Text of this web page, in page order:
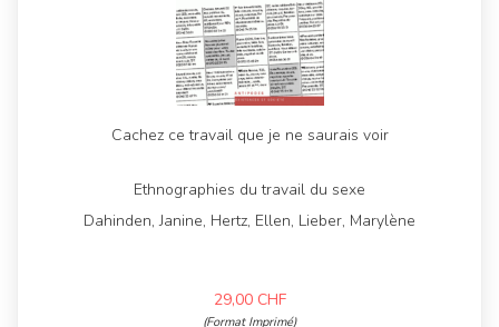
Cachez ce travail que je ne saurais voir
Ethnographies du travail du sexe
Dahinden, Janine, Hertz, Ellen, Lieber, Marylène
29,00 CHF
(Format Imprimé)